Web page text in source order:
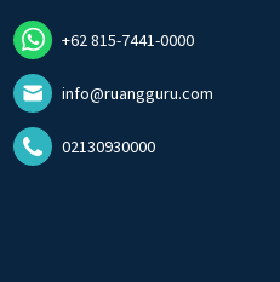
+62 815-7441-0000
info@ruangguru.com
02130930000